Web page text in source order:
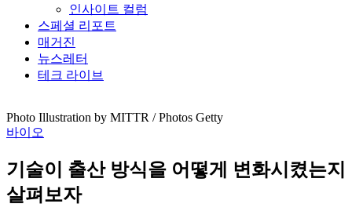
인사이트 컬럼
스페셜 리포트
매거진
뉴스레터
테크 라이브
Photo Illustration by MITTR / Photos Getty
바이오
기술이 출산 방식을 어떻게 변화시켰는지
살펴보자